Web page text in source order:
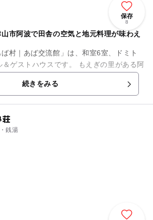
保存
8
市阿波で田舎の空気と地元料理が味わえ
ば村｜あば交流館」は、和室6室、ドミト
ウスです。 もえぎの里がある阿
100選」にも選ばれた、自然豊かな山里
続きをみる
銭湯